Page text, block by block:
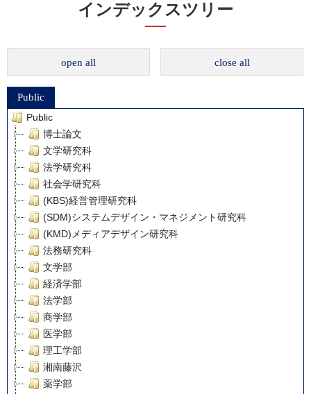
インデックスツリー
open all close all
Public
Public
博士論文
文学研究科
法学研究科
社会学研究科
(KBS)経営管理研究科
(SDM)システムデザイン・マネジメント研究科
(KMD)メディアデザイン研究科
法務研究科
文学部
経済学部
法学部
商学部
医学部
理工学部
湘南藤沢
薬学部